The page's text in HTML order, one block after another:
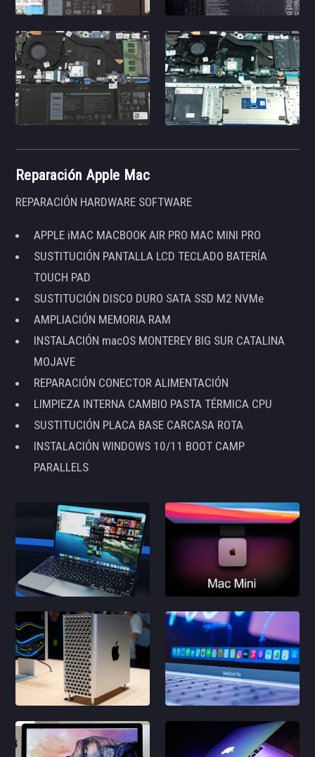
Reparación Apple Mac
REPARACIÓN HARDWARE SOFTWARE
APPLE iMAC MACBOOK AIR PRO MAC MINI PRO
SUSTITUCIÓN PANTALLA LCD TECLADO BATERÍA
TOUCH PAD
SUSTITUCIÓN DISCO DURO SATA SSD M2 NVMe
AMPLIACIÓN MEMORIA RAM
INSTALACIÓN macOS MONTEREY BIG SUR CATALINA
MOJAVE
REPARACIÓN CONECTOR ALIMENTACIÓN
LIMPIEZA INTERNA CAMBIO PASTA TÉRMICA CPU
SUSTITUCIÓN PLACA BASE CARCASA ROTA
INSTALACIÓN WINDOWS 10/11 BOOT CAMP
PARALLELS